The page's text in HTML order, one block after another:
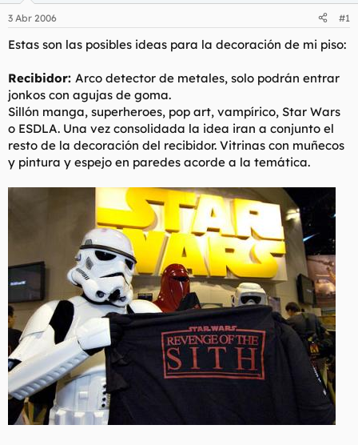
d
o
d
l
t
e
m
a
e
i
i
o
3 Abr 2006 #1
Estas son las posibles ideas para la decoración de mi piso:
Recibidor: Arco detector de metales, solo podrán entrar
jonkos con agujas de goma.
Sillón manga, superheroes, pop art, vampírico, Star Wars
o ESDLA. Una vez consolidada la idea iran a conjunto el
resto de la decoración del recibidor. Vitrinas con muñecos
y pintura y espejo en paredes acorde a la temática.